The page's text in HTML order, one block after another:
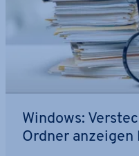
Windows:
Ordner anzeigen